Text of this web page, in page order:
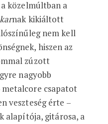
közelmúltban a
nak kikiáltott
nem kell
hiszen az
zúzott
nagyobb
metalcore csapatot
veszteség érte –
alapítója, gitárosa, a